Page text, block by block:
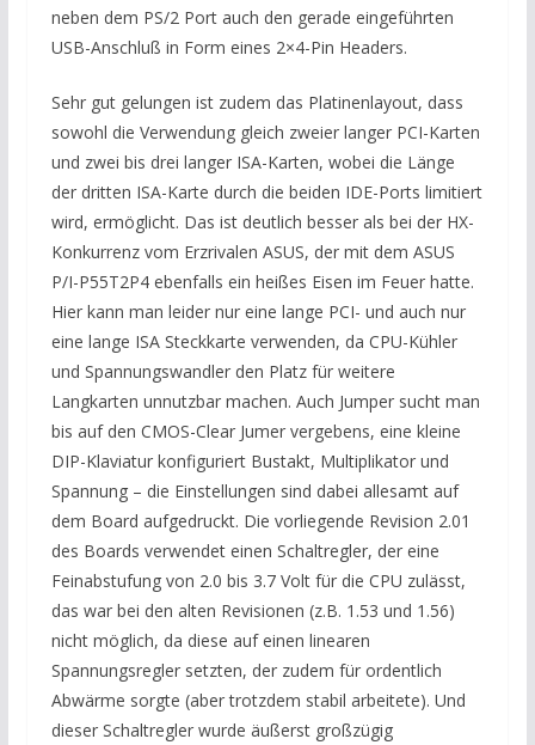
neben dem PS/2 Port auch den gerade eingeführten
USB-Anschluß in Form eines 2×4-Pin Headers.
Sehr gut gelungen ist zudem das Platinenlayout, dass
sowohl die Verwendung gleich zweier langer PCI-Karten
und zwei bis drei langer ISA-Karten, wobei die Länge
der dritten ISA-Karte durch die beiden IDE-Ports limitiert
wird, ermöglicht. Das ist deutlich besser als bei der HX-
Konkurrenz vom Erzrivalen ASUS, der mit dem ASUS
P/I-P55T2P4 ebenfalls ein heißes Eisen im Feuer hatte.
Hier kann man leider nur eine lange PCI- und auch nur
eine lange ISA Steckkarte verwenden, da CPU-Kühler
und Spannungswandler den Platz für weitere
Langkarten unnutzbar machen. Auch Jumper sucht man
bis auf den CMOS-Clear Jumer vergebens, eine kleine
DIP-Klaviatur konfiguriert Bustakt, Multiplikator und
Spannung – die Einstellungen sind dabei allesamt auf
dem Board aufgedruckt. Die vorliegende Revision 2.01
des Boards verwendet einen Schaltregler, der eine
Feinabstufung von 2.0 bis 3.7 Volt für die CPU zulässt,
das war bei den alten Revisionen (z.B. 1.53 und 1.56)
nicht möglich, da diese auf einen linearen
Spannungsregler setzten, der zudem für ordentlich
Abwärme sorgte (aber trotzdem stabil arbeitete). Und
dieser Schaltregler wurde äußerst großzügig